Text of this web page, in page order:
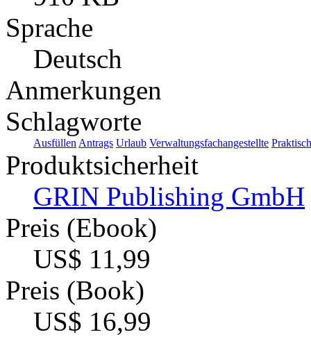
Sprache
Deutsch
Anmerkungen
Schlagworte
Ausfüllen Antrags Urlaub Verwaltungsfachangestellte
Produktsicherheit
GRIN Publishing GmbH
Preis (Ebook)
US$ 11,99
Preis (Book)
US$ 16,99